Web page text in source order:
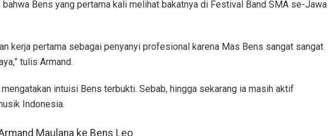
bahwa Bens yang pertama kali melihat bakatnya di Festival Band SMA se-Jawa
kerja pertama sebagai penyanyi profesional karena Mas Bens sangat sangat
tulis Armand.
intuisi Bens terbukti. Sebab, hingga sekarang ia masih aktif
Indonesia.
Maulana ke Bens Leo